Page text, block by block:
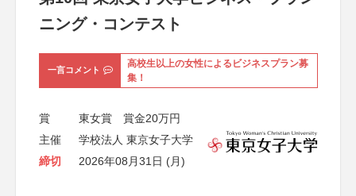
ニング・コンテスト
一言コメント
高校生以上の女性によるビジネスプラン募
集！
賞
東女賞 賞金20万円
主催
学校法人 東京女子大学
締切
2026年08月31日 (月)